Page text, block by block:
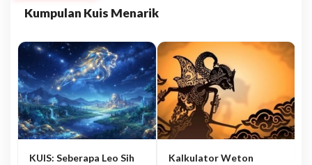
Kumpulan Kuis Menarik
KUIS: Seberapa Leo Sih Kalkulator Weton